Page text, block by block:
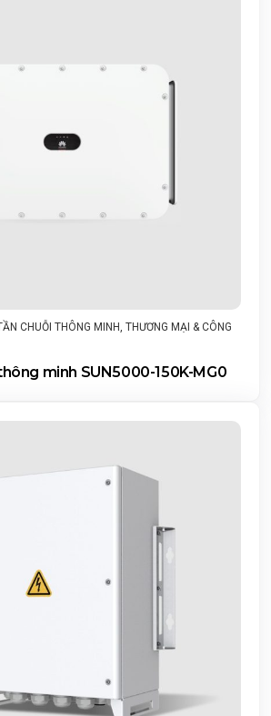
CHUỖI THÔNG MINH, THƯƠNG MẠI & CÔNG
minh SUN5000-150K-MG0